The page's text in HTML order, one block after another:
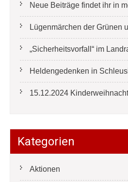
Neue Beiträge findet ihr in
Lügenmärchen der Grünen
„Sicherheitsvorfall“ im
Heldengedenken in
15.12.2024
Kategorien
Aktionen